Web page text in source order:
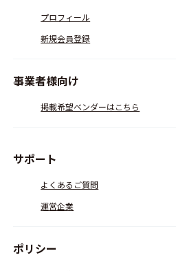
プロフィール
新規会員登録
事業者様向け
掲載希望ベンダーはこちら
サポート
よくあるご質問
運営企業
ポリシー